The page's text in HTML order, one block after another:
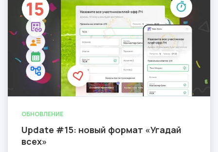
ОБНОВЛЕНИЕ
Update #15: новый формат «Угадай
всех»